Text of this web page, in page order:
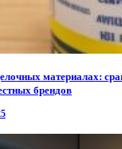
материалах:
брендов